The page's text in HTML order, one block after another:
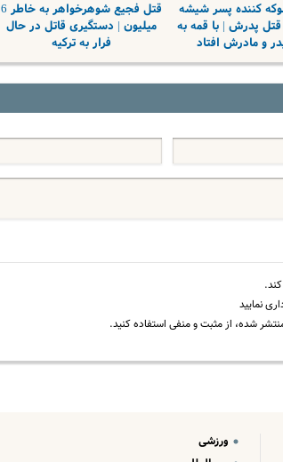
کننده پسر شیشه
قتل پدرش | با قمه به
و مادرش افتاد
قتل فجیع شوهرخواهر به خاطر 6
میلیون | دستگیری قاتل در حال
فرار به ترکیه
نمایید
شده، از مثبت و منفی استفاده کنید.
ورزشی